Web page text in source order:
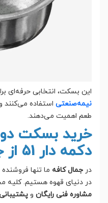
این بسکت، انتخابی حرفه‌ای
نیمه‌صنعتی استفاده
طعم اهمیت می‌دهند.
خرید بسکت
دکمه دار 51 از جمال کافه
در جمال کافه ما تنها
در دنیای قهوه هستیم. کلیه
مشاوره فنی رایگان و